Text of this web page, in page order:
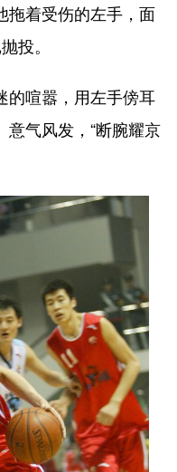
拖着受伤的左手，面
投。
喧嚣，用左手傍耳
气风发，“断腕耀京